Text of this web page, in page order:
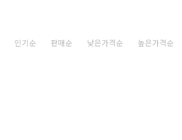
인기순 판매순 낮은가격순 높은가격순